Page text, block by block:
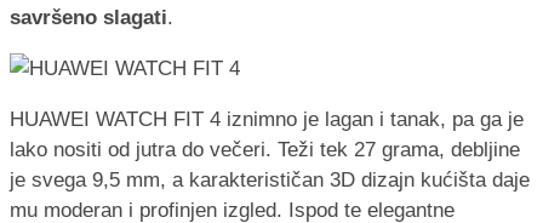
savršeno slagati.
HUAWEI WATCH FIT 4 iznimno je lagan i tanak, pa ga je
lako nositi od jutra do večeri. Teži tek 27 grama, debljine
je svega 9,5 mm, a karakterističan 3D dizajn kućišta daje
mu moderan i profinjen izgled. Ispod te elegantne